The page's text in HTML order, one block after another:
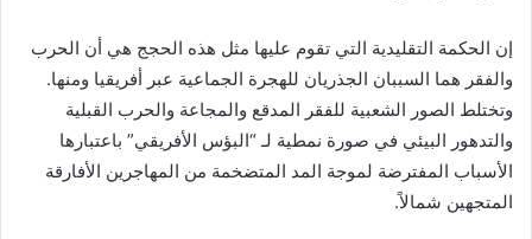
إن الحكمة التقليدية التي تقوم عليها مثل هذه الحجج هي أن الحرب
والفقر هما السببان الجذريان للهجرة الجماعية عبر أفريقيا ومنها.
وتختلط الصور الشعبية للفقر المدقع والمجاعة والحرب القبلية
والتدهور البيئي في صورة نمطية لـ “البؤس الأفريقي” باعتبارها
الأسباب المفترضة لموجة المد المتضخمة من المهاجرين الأفارقة
المتجهين شمالاً.